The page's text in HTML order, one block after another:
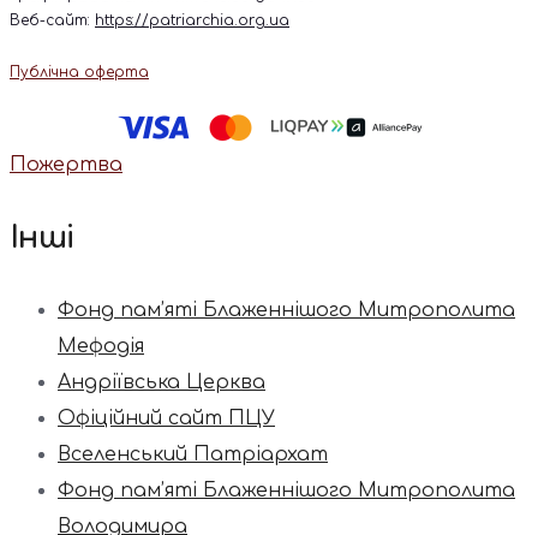
Веб-сайт: https://patriarchia.org.ua
Публічна оферта
Пожертва
Інші
Фонд пам’яті Блаженнішого Митрополита
Мефодія
Андріївська Церква
Офіційний сайт ПЦУ
Вселенський Патріархат
Фонд пам’яті Блаженнішого Митрополита
Володимира